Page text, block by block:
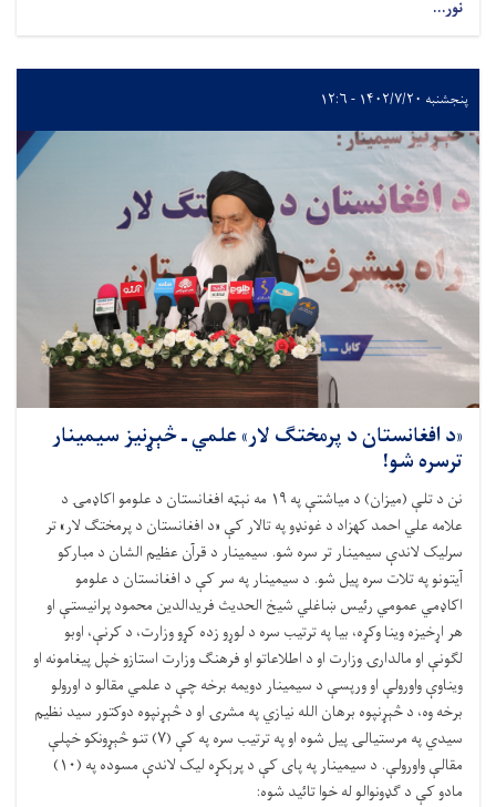
نور...
پنجشنبه ۱۴۰۲/۷/۲۰ - ۱۲:۶
«د افغانستان د پرمختګ لار» علمي ـ څېړنیز سیمینار
ترسره شو!
نن د تلې (میزان) د میاشتې په ۱۹ مه نېټه افغانستان د علومو اکاډمۍ د
علامه علي احمد کهزاد د غونډو په تالار کې «د افغانستان د پرمختګ لار» تر
سرلیک لاندې سیمینار تر سره شو. سیمینار د قرآن عظیم الشان د مبارکو
آیتونو په تلات سره پیل شو. د سیمینار په سر کې د افغانستان د علومو
اکاډمي عمومي رئیس ښاغلي شیخ الحدیث فریدالدین محمود پرانیستې او
هر اړخیزه وینا وکړه، بیا په ترتیب سره د لوړو زده کړو وزارت، د کرنې، اوبو
لګونې او مالدارۍ وزارت او د اطلاعاتو او فرهنګ وزارت استازو خپل پیغامونه او
ویناوې واورولې او ورپسې د سیمینار دویمه برخه چې د علمي مقالو د اورولو
برخه وه، د څېړنپوه برهان الله نیازي په مشرۍ او د څېړنپوه دوکتور سید نظیم
سیدي په مرستیالۍ پیل شوه او په ترتیب سره په کې (۷) تنو څېړونکو خپلې
مقالې واورولې. د سیمینار په پای کې د پرېکړه لیک لاندې مسوده په (۱۰)
مادو کې د ګډونوالو له خوا تائید شوه: